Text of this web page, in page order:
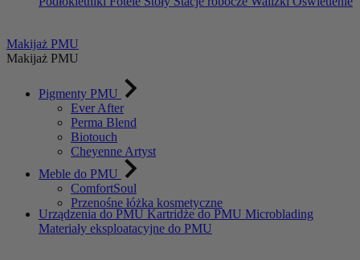
Makijaż PMU
Makijaż PMU
Pigmenty PMU
Ever After
Perma Blend
Biotouch
Cheyenne Artyst
Meble do PMU
ComfortSoul
Przenośne łóżka kosmetyczne
Urządzenia do PMU Kartridże do PMU Microblading
Materiały eksploatacyjne do PMU